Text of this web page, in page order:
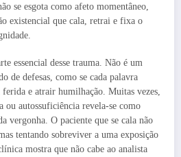
se esgota como afeto momentâneo,
existencial que cala, retrai e fixa o
essencial desse trauma. Não é um
de defesas, como se cada palavra
ferida e atrair humilhação. Muitas vezes,
ou autossuficiência revela-se como
vergonha. O paciente que se cala não
tentando sobreviver a uma exposição
mostra que não cabe ao analista